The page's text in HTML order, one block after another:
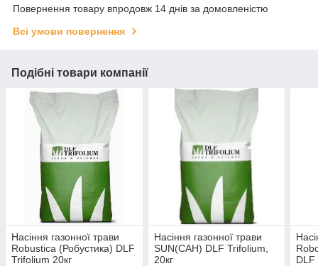
Повернення товару впродовж 14 днів за домовленістю
Всі умови повернення
Подібні товари компанії
Насіння газонної трави
Robustica (Робустика) DLF
Trifolium 20кг
Насіння газонної трави
SUN(САН) DLF Trifolium,
20кг
DLF